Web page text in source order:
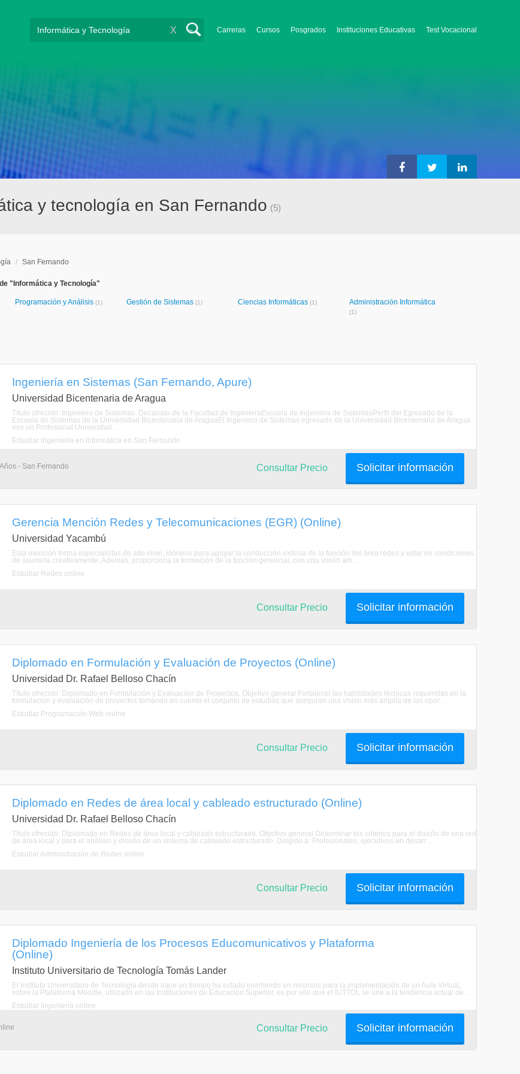
Carreras Cursos Posgrados Instituciones Educativas Test Vocacional
X
y tecnología en San Fernando (5)
/ San Fernando
"Informática y Tecnología"
Programación y Análisis (1) Gestión de Sistemas (1) Ciencias Informáticas (1) Administración Informática
(1)
Ingeniería en Sistemas (San Fernando, Apure)
Universidad Bicentenaria de Aragua
Título ofrecido: Ingeniero de Sistemas. Decanato de la Facultad de IngenieraEscuela de Ingeniera de SistemasPerfil del Egresado de la
Escuela de Sistemas de la Universidad Bicentenaria de AraguaEl Ingeniero de Sistemas egresado de la Universidad Bicentenaria de Aragua
ees un Profesional Universitari ...
Estudiar Ingeniería en Informática en San Fernando
- San Fernando Solicitar información
Consultar Precio
Gerencia Mención Redes y Telecomunicaciones (EGR) (Online)
Universidad Yacambú
Esta mención forma especialistas de alto nivel, idóneos para apoyar la conducción exitosa de la función del área redes y estar en condiciones
de asumirla creativamente. Ademas, proporciona la formación de la función gerencial, con una visión am ...
Estudiar Redes online
Solicitar información
Consultar Precio
Diplomado en Formulación y Evaluación de Proyectos (Online)
Universidad Dr. Rafael Belloso Chacín
Título ofrecido: Diplomado en Formulación y Evaluación de Proyectos. Objetivo general Fortalecer las habilidades técnicas requeridas en la
formulación y evaluación de proyectos tomando en cuenta el conjunto de estudios que aseguran una visión más amplia de las opor ...
Estudiar Programación Web online
Solicitar información
Consultar Precio
Diplomado en Redes de área local y cableado estructurado (Online)
Universidad Dr. Rafael Belloso Chacín
Título ofrecido: Diplomado en Redes de área local y cableado estructurado. Objetivo general Determinar los criterios para el diseño de una red
de área local y para el análisis y diseño de un sistema de cableado estructurado. Dirigido a: Profesionales, ejecutivos en desarr ...
Estudiar Administración de Redes online
Solicitar información
Consultar Precio
Diplomado Ingeniería de los Procesos Educomunicativos y Plataforma
(Online)
Instituto Universitario de Tecnología Tomás Lander
El Instituto Universitario de Tecnología desde hace un tiempo ha estado invirtiendo en recursos para la implementación de un Aula Virtual,
sobre la Plataforma Moodle, utilizado en las Instituciones de Educación Superior, es por ello que el IUTTOL se une a la tendencia actual de ...
Estudiar Ingeniería online
Solicitar información
Consultar Precio